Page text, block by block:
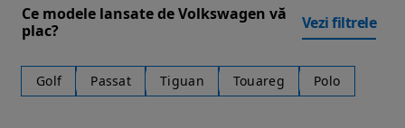
Ce modele lansate de Volkswagen vă
plac?
Vezi filtrele
Golf Passat Tiguan Touareg Polo